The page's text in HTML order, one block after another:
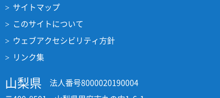
サイトマップ
このサイトについて
ウェブアクセシビリティ方針
リンク集
山梨県
法人番号8000020190004